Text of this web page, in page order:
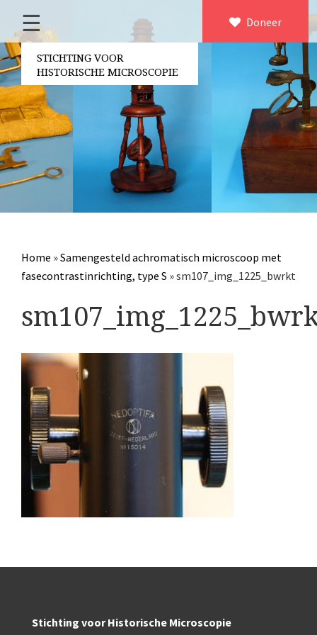
×
Home
Over ons
Contact
Bestuur
Vrijwilligers
Partners
Jaarverslagen
Microscopen
Overige optische instrumenten
Elektrische meetapparatuur
Boeken
Divers
Images
Culpeper (ca. 1735)
Cuff (ca. 1745)
Nachet, ‘grand modèle’ (1856-1862)
Doneer
☰
STICHTING VOOR
HISTORISCHE MICROSCOPIE
Home »Samengesteld achromatisch microscoop met
fasecontrastinrichting, type S »sm107_img_1225_bwrkt
Stichting voor Historische Microscopie